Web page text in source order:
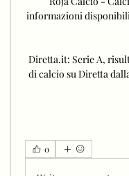
informazioni
Diretta.it: Serie A,
di calcio su Diretta
0